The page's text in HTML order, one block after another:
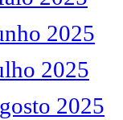
2025
2025
2025